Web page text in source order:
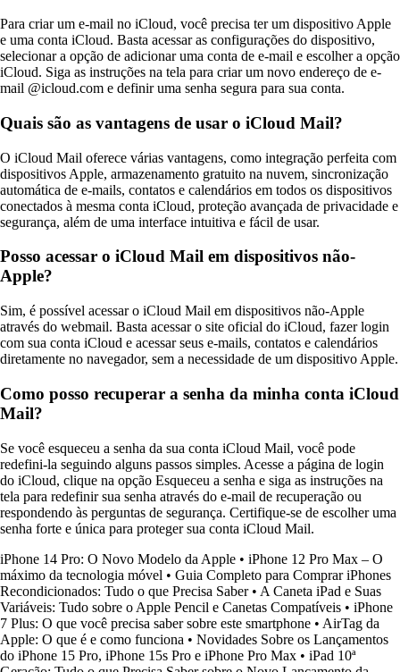
Para criar um e-mail no iCloud, você precisa ter um dispositivo Apple
e uma conta iCloud. Basta acessar as configurações do dispositivo,
selecionar a opção de adicionar uma conta de e-mail e escolher a opção
iCloud. Siga as instruções na tela para criar um novo endereço de e-
mail @icloud.com e definir uma senha segura para sua conta.
Quais são as vantagens de usar o iCloud Mail?
O iCloud Mail oferece várias vantagens, como integração perfeita com
dispositivos Apple, armazenamento gratuito na nuvem, sincronização
automática de e-mails, contatos e calendários em todos os dispositivos
conectados à mesma conta iCloud, proteção avançada de privacidade e
segurança, além de uma interface intuitiva e fácil de usar.
Posso acessar o iCloud Mail em dispositivos não-
Apple?
Sim, é possível acessar o iCloud Mail em dispositivos não-Apple
através do webmail. Basta acessar o site oficial do iCloud, fazer login
com sua conta iCloud e acessar seus e-mails, contatos e calendários
diretamente no navegador, sem a necessidade de um dispositivo Apple.
Como posso recuperar a senha da minha conta iCloud
Mail?
Se você esqueceu a senha da sua conta iCloud Mail, você pode
redefini-la seguindo alguns passos simples. Acesse a página de login
do iCloud, clique na opção Esqueceu a senha e siga as instruções na
tela para redefinir sua senha através do e-mail de recuperação ou
respondendo às perguntas de segurança. Certifique-se de escolher uma
senha forte e única para proteger sua conta iCloud Mail.
iPhone 14 Pro: O Novo Modelo da Apple • iPhone 12 Pro Max – O
máximo da tecnologia móvel • Guia Completo para Comprar iPhones
Recondicionados: Tudo o que Precisa Saber• A Caneta iPad e Suas
Variáveis: Tudo sobre o Apple Pencil e Canetas Compatíveis • iPhone
7 Plus: O que você precisa saber sobre este smartphone • AirTag da
Apple: O que é e como funciona • Novidades Sobre os Lançamentos
do iPhone 15 Pro, iPhone 15s Pro e iPhone Pro Max • iPad 10ª